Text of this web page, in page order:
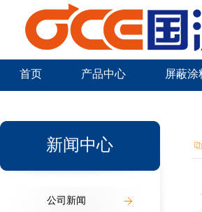
首页 产品中心 屏蔽涂
新闻中心
公司新闻